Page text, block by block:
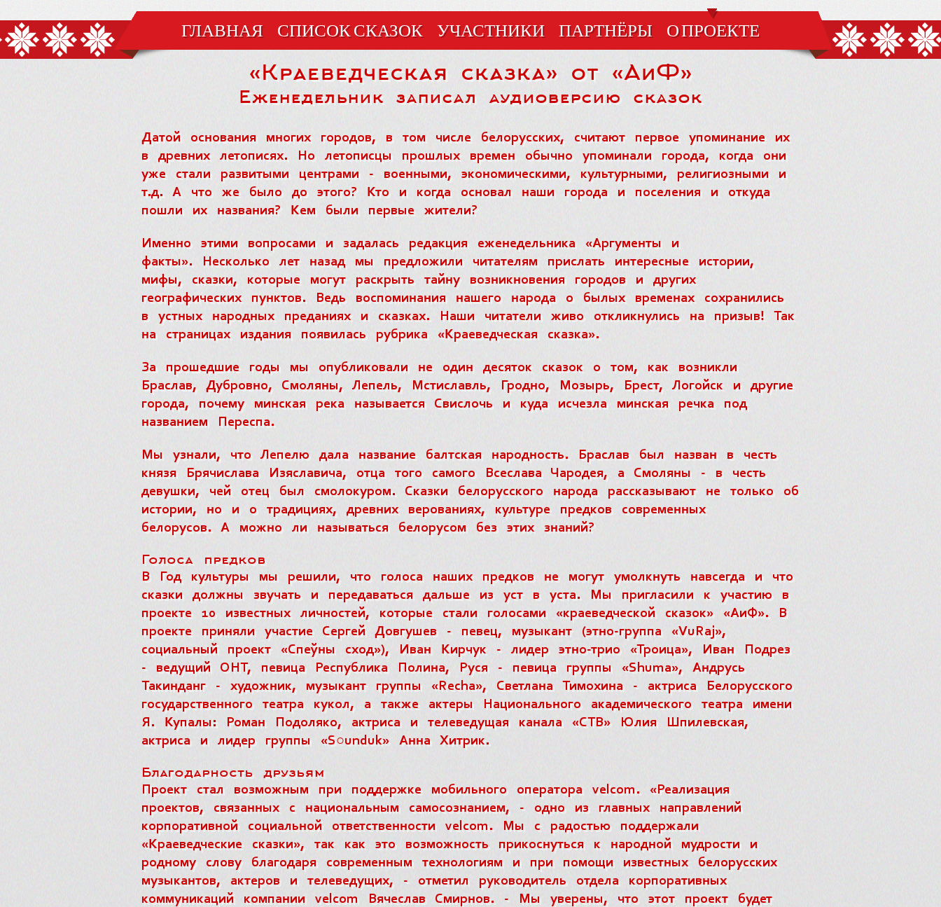
ГЛАВНАЯ СПИСОК СКАЗОК УЧАСТНИКИ ПАРТНЁРЫ О ПРОЕКТЕ
«Краеведческая сказка» от «АиФ»
Еженедельник записал аудиоверсию сказок
Датой основания многих городов, в том числе белорусских, считают первое упоминание их
в древних летописях. Но летописцы прошлых времен обычно упоминали города, когда они
уже стали развитыми центрами - военными, экономическими, культурными, религиозными и
т.д. А что же было до этого? Кто и когда основал наши города и поселения и откуда
пошли их названия? Кем были первые жители?
Именно этими вопросами и задалась редакция еженедельника «Аргументы и
факты». Несколько лет назад мы предложили читателям прислать интересные истории,
мифы, сказки, которые могут раскрыть тайну возникновения городов и других
географических пунктов. Ведь воспоминания нашего народа о былых временах сохранились
в устных народных преданиях и сказках. Наши читатели живо откликнулись на призыв! Так
на страницах издания появилась рубрика «Краеведческая сказка».
За прошедшие годы мы опубликовали не один десяток сказок о том, как возникли
Браслав, Дубровно, Смоляны, Лепель, Мстиславль, Гродно, Мозырь, Брест, Логойск и другие
города, почему минская река называется Свислочь и куда исчезла минская речка под
названием Переспа.
Мы узнали, что Лепелю дала название балтская народность. Браслав был назван в честь
князя Брячислава Изяславича, отца того самого Всеслава Чародея, а Смоляны - в честь
девушки, чей отец был смолокуром. Сказки белорусского народа рассказывают не только об
истории, но и о традициях, древних верованиях, культуре предков современных
белорусов. А можно ли называться белорусом без этих знаний?
Голоса предков
В Год культуры мы решили, что голоса наших предков не могут умолкнуть навсегда и что
сказки должны звучать и передаваться дальше из уст в уста. Мы пригласили к участию в
проекте 10 известных личностей, которые стали голосами «краеведческой сказок» «АиФ». В
проекте приняли участие Сергей Довгушев - певец, музыкант (этно-группа «VuRaj»,
социальный проект «Спеўны сход»), Иван Кирчук - лидер этно-трио «Троица», Иван Подрез
- ведущий ОНТ, певица Республика Полина, Руся - певица группы «Shuma», Андрусь
Такинданг - художник, музыкант группы «Recha», Светлана Тимохина - актриса Белорусского
государственного театра кукол, а также актеры Национального академического театра имени
Я. Купалы: Роман Подоляко, актриса и телеведущая канала «СТВ» Юлия Шпилевская,
актриса и лидер группы «S○unduk» Анна Хитрик.
Благодарность друзьям
Проект стал возможным при поддержке мобильного оператора velcom. «Реализация
проектов, связанных с национальным самосознанием, - одно из главных направлений
корпоративной социальной ответственности velcom. Мы с радостью поддержали
«Краеведческие сказки», так как это возможность прикоснуться к народной мудрости и
родному слову благодаря современным технологиям и при помощи известных белорусских
музыкантов, актеров и телеведущих, - отметил руководитель отдела корпоративных
коммуникаций компании velcom Вячеслав Смирнов. - Мы уверены, что этот проект будет